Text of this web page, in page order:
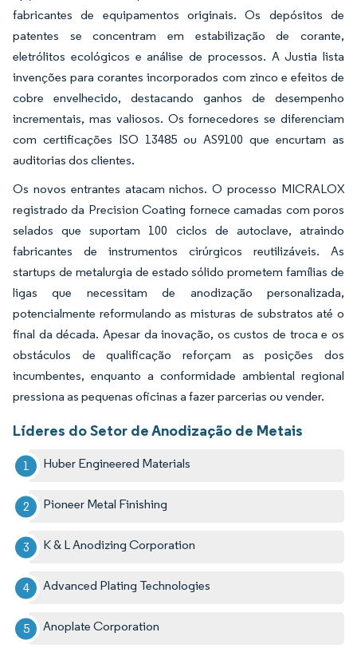
fabricantes de equipamentos originais. Os depósitos de
patentes se concentram em estabilização de corante,
eletrólitos ecológicos e análise de processos. A Justia lista
invenções para corantes incorporados com zinco e efeitos de
cobre envelhecido, destacando ganhos de desempenho
incrementais, mas valiosos. Os fornecedores se diferenciam
com certificações ISO 13485 ou AS9100 que encurtam as
auditorias dos clientes.
Os novos entrantes atacam nichos. O processo MICRALOX
registrado da Precision Coating fornece camadas com poros
selados que suportam 100 ciclos de autoclave, atraindo
fabricantes de instrumentos cirúrgicos reutilizáveis. As
startups de metalurgia de estado sólido prometem famílias de
ligas que necessitam de anodização personalizada,
potencialmente reformulando as misturas de substratos até o
final da década. Apesar da inovação, os custos de troca e os
obstáculos de qualificação reforçam as posições dos
incumbentes, enquanto a conformidade ambiental regional
pressiona as pequenas oficinas a fazer parcerias ou vender.
Líderes do Setor de Anodização de Metais
Huber Engineered Materials
Pioneer Metal Finishing
K & L Anodizing Corporation
Advanced Plating Technologies
Anoplate Corporation